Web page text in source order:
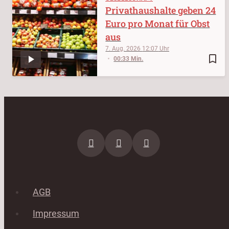
bookmark_border
7. Aug. 2026 12:07
00:33 Min.
Privathaushalte geben 24
Euro pro Monat für Obst
aus
AGB
Impressum